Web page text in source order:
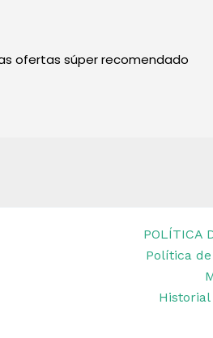
ofertas súper recomendado
POLÍTICA
Política